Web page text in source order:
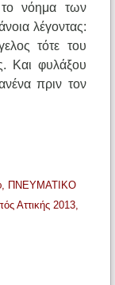
νόημα των
λέγοντας:
τότε του
Και φυλάξου
πριν τον
ΠΝΕΥΜΑΤΙΚΟ
Αττικής 2013,